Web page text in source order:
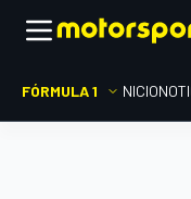
FÓRMULA 1 INICIO